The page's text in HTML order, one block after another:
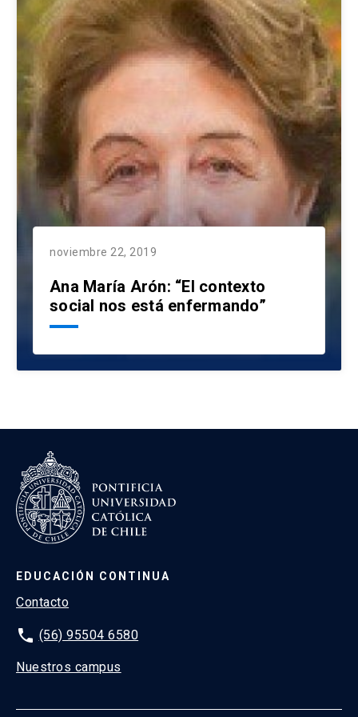
noviembre 22, 2019
Ana María Arón: “El contexto
social nos está enfermando”
EDUCACIÓN CONTINUA
Contacto
phone (56) 95504 6580
Nuestros campus